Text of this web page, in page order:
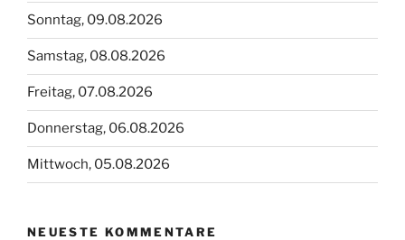
Sonntag, 09.08.2026
Samstag, 08.08.2026
Freitag, 07.08.2026
Donnerstag, 06.08.2026
Mittwoch, 05.08.2026
NEUESTE KOMMENTARE